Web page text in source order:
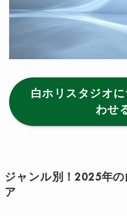
白ホリスタジオ
わせ
ジャンル別！2025年
ア